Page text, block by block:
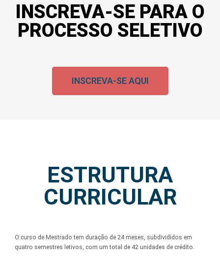
INSCREVA-SE PARA O
PROCESSO SELETIVO
INSCREVA-SE AQUI
ESTRUTURA
CURRICULAR
O curso de Mestrado tem duração de 24 meses, subdivididos em
quatro semestres letivos, com um total de 42 unidades de crédito.